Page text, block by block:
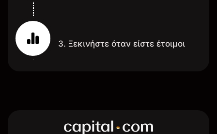
3. Ξεκινήστε όταν είστε έτοιμοι